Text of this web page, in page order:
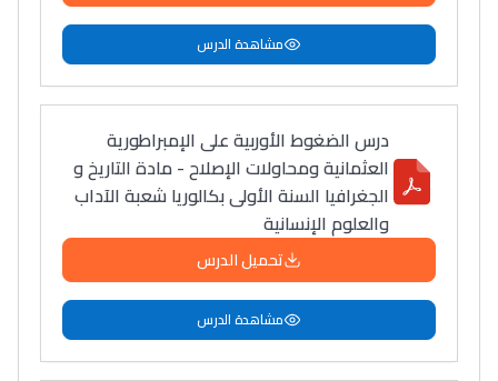
التعليم الثانوي التأهيلي
Collège au Maroc
Post-Bac
+ de 78 Sujets
Interviews/Vidéos
+ de 89 Interviews/Vidéos
مشاهدة الدرس
درس الضغوط الأوربية على الإمبراطورية
العثمانية ومحاولات الإصلاح - مادة التاريخ و
الجغرافيا السنة الأولى بكالوريا شعبة الآداب
والعلوم الإنسانية
تحميل الدرس
مشاهدة الدرس